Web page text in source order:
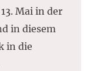
Mai in der
in diesem
in die